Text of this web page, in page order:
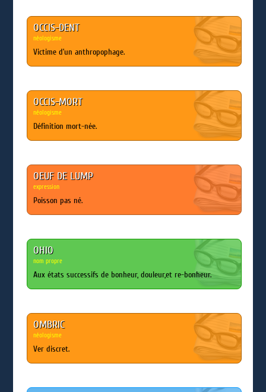
OCCIS-DENT
néologisme
Victime d’un anthropophage.
OCCIS-MORT
néologisme
Définition mort-née.
OEUF DE LUMP
expression
Poisson pas né.
OHIO
nom propre
Aux états successifs de bonheur, douleur,et re-bonheur.
OMBRIC
néologisme
Ver discret.